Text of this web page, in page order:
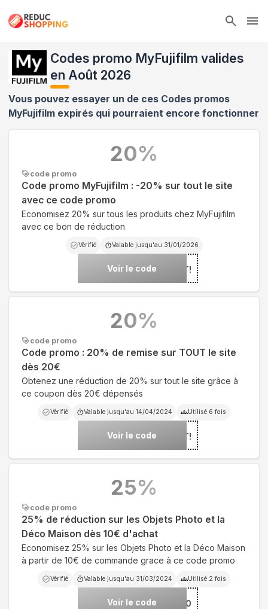
Codes promo MyFujifilm valides
en Août 2026
Vous pouvez essayer un de ces Codes promos
MyFujifilm expirés qui pourraient encore fonctionner
code promo
Code promo MyFujifilm : -20% sur tout le site
avec ce code promo
Economisez 20% sur tous les produits chez MyFujifilm
avec ce bon de réduction
Vérifié Valable jusqu'au 31/01/2026
Voir le code***UJFL25T!
20%
code promo
Code promo : 20% de remise sur TOUT le site
dès 20€
Obtenez une réduction de 20% sur tout le site grâce à
ce coupon dès 20€ dépensés
Vérifié Valable jusqu'au 14/04/2024 Utilisé 6 fois
Voir le code
***UFL24TOUT!
20%
code promo
25% de réduction sur les Objets Photo et la
Déco Maison dès 10€ d'achat
Economisez 25% sur les Objets Photo et la Déco Maison
à partir de 10€ de commande grace à ce code promo
Vérifié Valable jusqu'au 31/03/2024 Utilisé 2 fois
Voir le code
***RINTEMPS2510
25%